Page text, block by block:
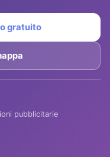
gratuito
pubblicitarie